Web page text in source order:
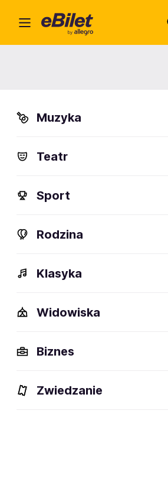
Muzyka
Teatr
Sport
Rodzina
Klasyka
Widowiska
Biznes
Zwiedzanie